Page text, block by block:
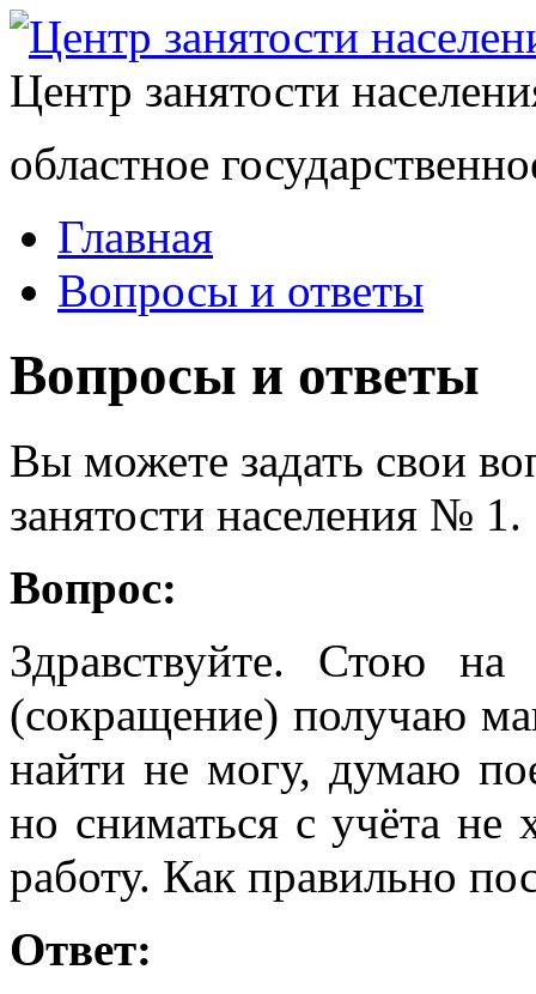
Центр занятости
областное
Главная
Вопросы и ответы
Вопросы и ответы
Вы можете задать свои
занятости населения № 1.
Вопрос:
Здравствуйте. Стою
(сокращение) получаю
найти не могу, думаю
но сниматься с учёта не
работу. Как правильно
Ответ: